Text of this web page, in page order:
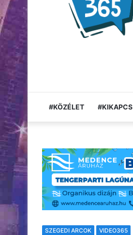
#KÖZÉLET #KIKAPCS
SZEGEDI ARCOK VIDEO365